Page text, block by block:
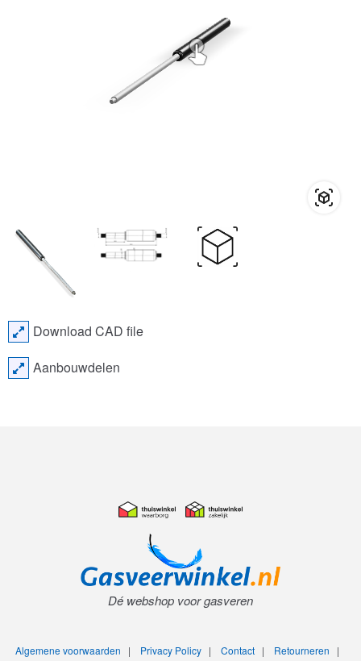
Download CAD file
Aanbouwdelen
Dé webshop voor gasveren
Algemene voorwaarden | Privacy Policy| Contact| Retourneren |